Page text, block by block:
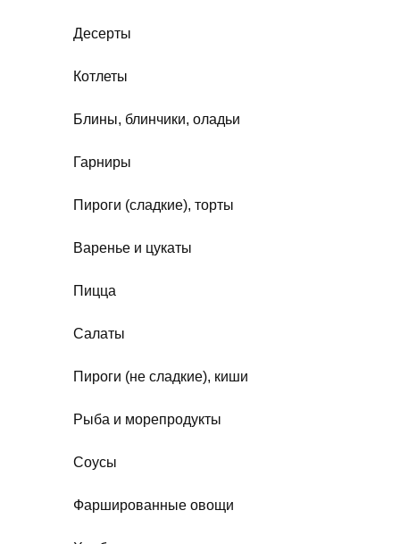
Десерты
Котлеты
Блины, блинчики, оладьи
Гарниры
Пироги (сладкие), торты
Варенье и цукаты
Пицца
Салаты
Пироги (не сладкие), киши
Рыба и морепродукты
Соусы
Фаршированные овощи